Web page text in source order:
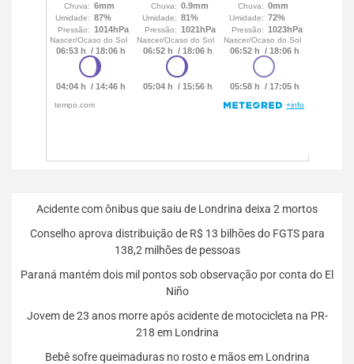
Acidente com ônibus que saiu de Londrina deixa 2 mortos
Conselho aprova distribuição de R$ 13 bilhões do FGTS para
138,2 milhões de pessoas
Paraná mantém dois mil pontos sob observação por conta do El
Niño
Jovem de 23 anos morre após acidente de motocicleta na PR-
218 em Londrina
Bebê sofre queimaduras no rosto e mãos em Londrina